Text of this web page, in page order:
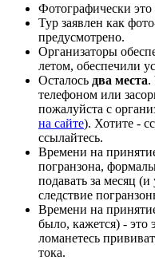
Фотографически
Тур заявлен как
предусмотрено.
Организаторы
летом, обеспечили
Осталось два места.
телефоном или
пожалуйста с
на сайте). Хотите -
ссылайтесь.
Времени на
погранзона,
подавать за месяц
следствие
Времени на
было, кажется) -
ломанетесь
тока.